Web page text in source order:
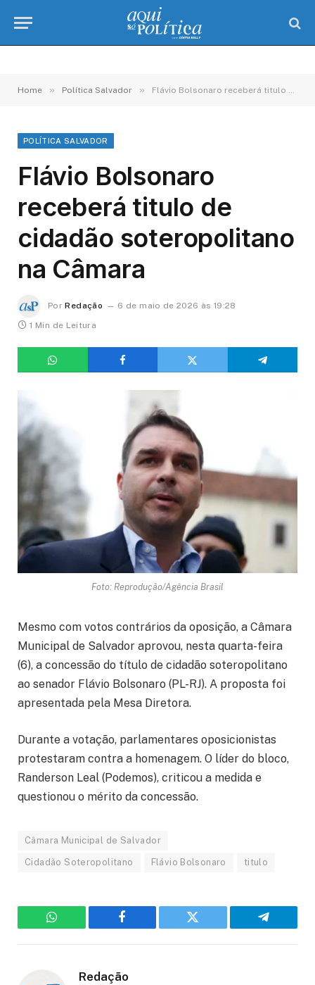
Home » Política Salvador » Flávio Bolsonaro receberá titulo de cidadão soteropolitano na Câmara
POLÍTICA SALVADOR
Flávio Bolsonaro
receberá titulo de
cidadão soteropolitano
na Câmara
Por Redação
6 de maio de 2026 às 19:28
1 Min de Leitura
Foto: Reprodução/Agência Brasil
Mesmo com votos contrários da oposição, a Câmara
Municipal de Salvador aprovou, nesta quarta-feira
(6), a concessão do título de cidadão soteropolitano
ao senador Flávio Bolsonaro (PL-RJ). A proposta foi
apresentada pela Mesa Diretora.
Durante a votação, parlamentares oposicionistas
protestaram contra a homenagem. O líder do bloco,
Randerson Leal (Podemos), criticou a medida e
questionou o mérito da concessão.
Câmara Municipal de Salvador
Cidadão Soteropolitano Flávio Bolsonaro titulo
WhatsApp Facebook Twitter Telegram
Redação